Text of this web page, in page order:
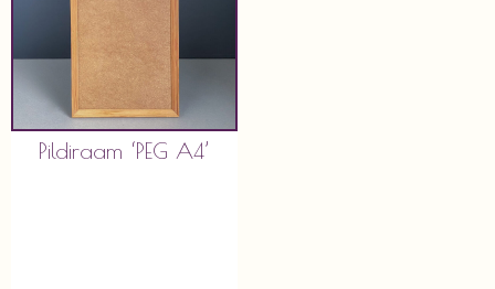
Pildiraam ‘PEG A4’